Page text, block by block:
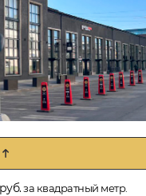
руб.за квадратный метр.